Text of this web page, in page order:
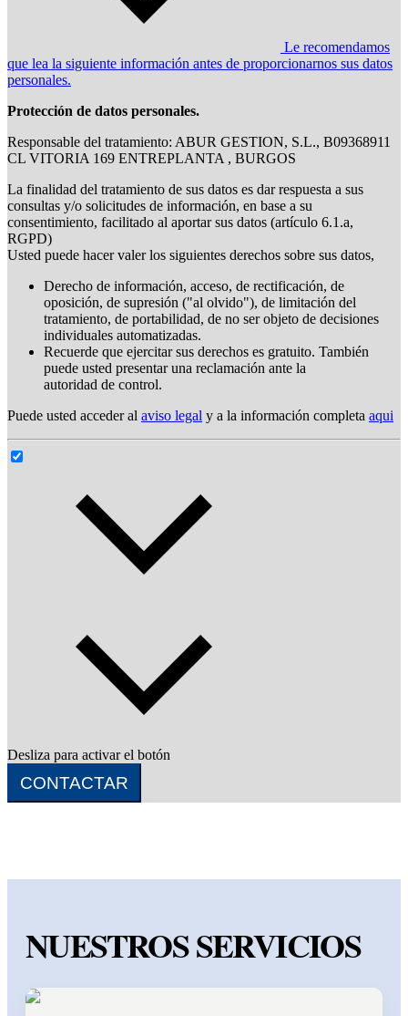
Le recomendamos
que lea la siguiente información antes de proporcionarnos sus datos
personales.
Protección de datos personales.
Responsable del tratamiento: ABUR GESTION, S.L., B09368911
CL VITORIA 169 ENTREPLANTA , BURGOS
La finalidad del tratamiento de sus datos es dar respuesta a sus
consultas y/o solicitudes de información, en base a su
consentimiento, facilitado al aportar sus datos (artículo 6.1.a,
RGPD)
Usted puede hacer valer los siguientes derechos sobre sus datos,
Derecho de información, acceso, de rectificación, de
oposición, de supresión ("al olvido"), de limitación del
tratamiento, de portabilidad, de no ser objeto de decisiones
individuales automatizadas.
Recuerde que ejercitar sus derechos es gratuito. También
puede usted presentar una reclamación ante la
autoridad de control.
Puede usted acceder al aviso legal y a la información completa aqui
Desliza para activar el botón
CONTACTAR
NUESTROS SERVICIOS